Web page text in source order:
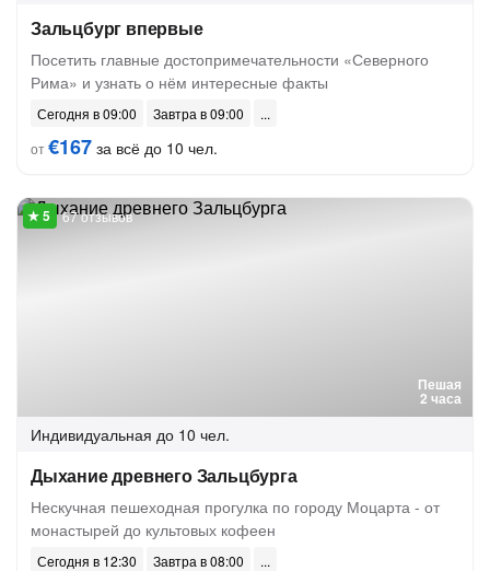
Зальцбург впервые
Посетить главные достопримечательности «Северного
Рима» и узнать о нём интересные факты
Сегодня в 09:00
Завтра в 09:00
от€167 за всё до 10 чел.
Пешая
2 часа
67 отзывов
Индивидуальная до 10 чел.
Дыхание древнего Зальцбурга
Нескучная пешеходная прогулка по городу Моцарта - от
монастырей до культовых кофеен
Сегодня в 12:30
Завтра в 08:00